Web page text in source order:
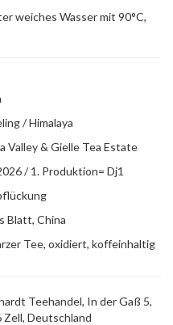
weiches Wasser mit 90°C,
/ Himalaya
Valley & Gielle Tea Estate
/ 1. Produktion= Dj1
Blatt, China
Tee, oxidiert, koffeinhaltig
Teehandel, In der Gaß 5,
Zell, Deutschland